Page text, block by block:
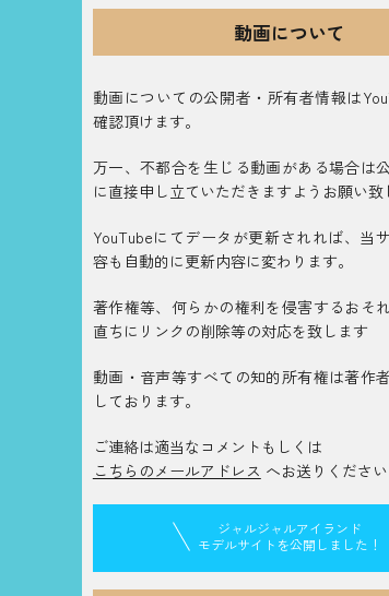
動画について
動画についての公開者・所有者情報は
確認頂けます。
万一、不都合を生じる動画がある場合は
に直接申し立ていただきますようお願い致
YouTubeにてデータが更新されれば、当
容も自動的に更新内容に変わります。
著作権等、何らかの権利を侵害するおそ
直ちにリンクの削除等の対応を致します
動画・音声等すべての知的所有権は著作
しております。
ご連絡は適当なコメントもしくは
こちらのメールアドレス へお送りくださ
ジャルジャルアイランド
モデルサイトを公開しました！